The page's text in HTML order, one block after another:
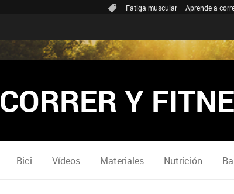
Fatiga muscular Aprende a
CORRER Y
Bici Vídeos Materiales Nutrición